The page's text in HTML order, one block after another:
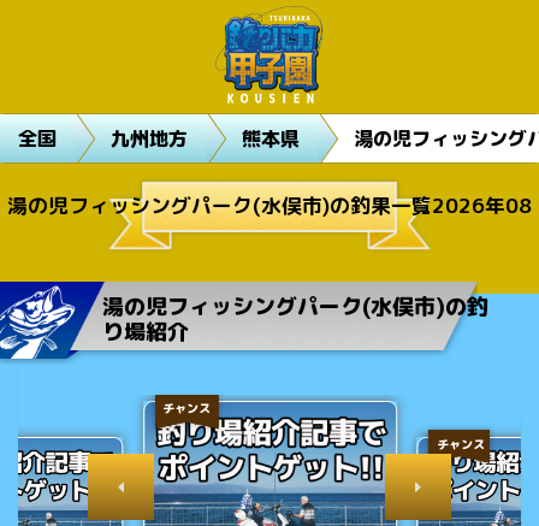
全国 九州地方 熊本県 湯の児フィッシング
湯の児フィッシングパーク(水俣市)の釣果一覧2026年08
月
湯の児フィッシングパーク(水俣市)の釣
り場紹介
チャンス
チャンス